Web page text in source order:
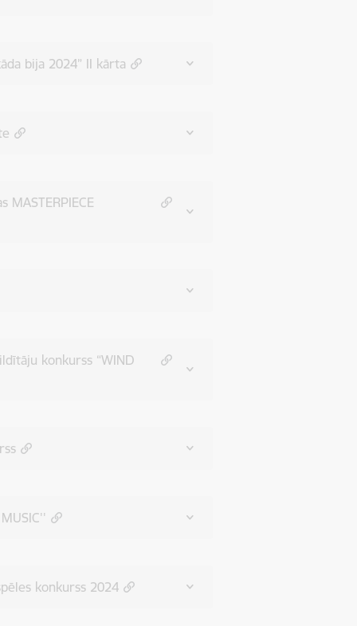
bija 2024” II kārta
MASTERPIECE
konkurss “WIND
konkurss 2024